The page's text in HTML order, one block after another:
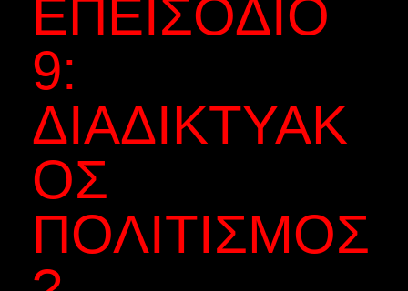
ΕΠΕΙΣΌΔΙΟ
9:
ΔΙΑΔΙΚΤΥΑΚ
ΌΣ
ΠΟΛΙΤΙΣΜΌΣ